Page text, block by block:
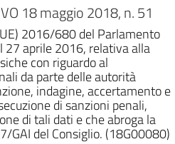
18 maggio 2018, n. 51
2016/680 del Parlamento
27 aprile 2016, relativa alla
con riguardo al
da parte delle autorità
indagine, accertamento e
di sanzioni penali,
di tali dati e che abroga la
GAI del Consiglio. (18G00080)